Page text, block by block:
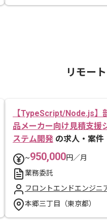
リモー
【TypeScript/Node.js】
品メーカー向け見積支援
ステム開発 の求人・案件
~950,000円／月
業務委託
フロントエンドエンジニ
本郷三丁目（東京都）